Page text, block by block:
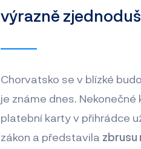
výrazně
Chorvatsko se v blízké
je známe dnes.
platební karty v přihrádce
zákon a představila zbrusu